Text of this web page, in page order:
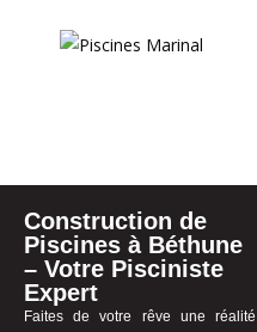
Construction de
Piscines à Béthune
– Votre Pisciniste
Expert
Faites de votre rêve une réalité